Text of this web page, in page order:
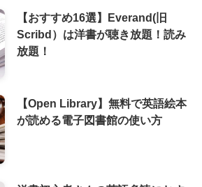
【おすすめ16選】Everand(旧
Scribd）は洋書が聴き放題！読み
放題！
【Open Library】無料で英語絵本
が読める電子図書館の使い方